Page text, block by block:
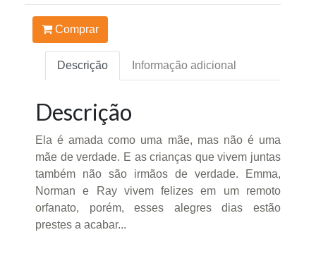
Comprar
Descrição Informação adicional
Descrição
Ela é amada como uma mãe, mas não é uma
mãe de verdade. E as crianças que vivem juntas
também não são irmãos de verdade. Emma,
Norman e Ray vivem felizes em um remoto
orfanato, porém, esses alegres dias estão
prestes a acabar...